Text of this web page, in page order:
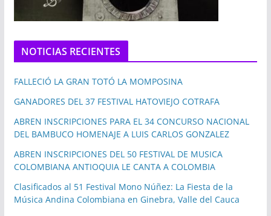
NOTICIAS RECIENTES
FALLECIÓ LA GRAN TOTÓ LA MOMPOSINA
GANADORES DEL 37 FESTIVAL HATOVIEJO COTRAFA
ABREN INSCRIPCIONES PARA EL 34 CONCURSO NACIONAL
DEL BAMBUCO HOMENAJE A LUIS CARLOS GONZALEZ
ABREN INSCRIPCIONES DEL 50 FESTIVAL DE MUSICA
COLOMBIANA ANTIOQUIA LE CANTA A COLOMBIA
Clasificados al 51 Festival Mono Núñez: La Fiesta de la
Música Andina Colombiana en Ginebra, Valle del Cauca